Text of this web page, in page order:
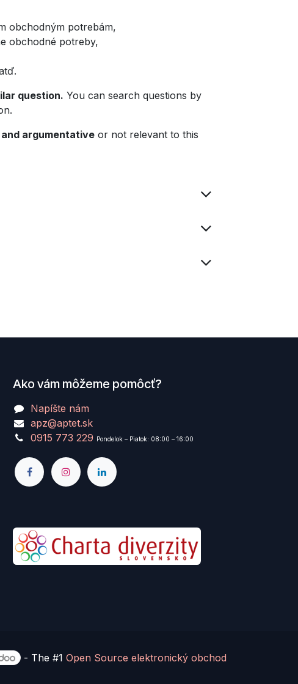
obchodným potrebám,
obchodné potreby,
question. You can search questions by
argumentative or not relevant to this
Ako vám môžeme pomôcť?
Napíšte nám
apz@aptet.sk
0915 773 229 Pondelok – Piatok: 08:00 – 16:00
- The #1 Open Source elektronický obchod